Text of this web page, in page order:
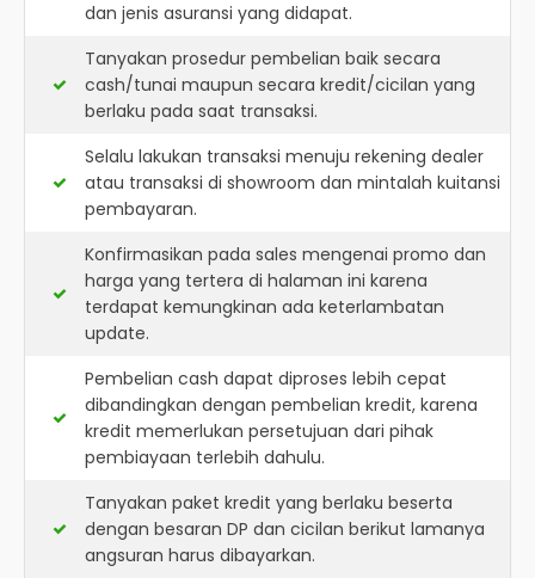
dan jenis asuransi yang didapat.
Tanyakan prosedur pembelian baik secara
cash/tunai maupun secara kredit/cicilan yang
berlaku pada saat transaksi.
Selalu lakukan transaksi menuju rekening dealer
atau transaksi di showroom dan mintalah kuitansi
pembayaran.
Konfirmasikan pada sales mengenai promo dan
harga yang tertera di halaman ini karena
terdapat kemungkinan ada keterlambatan
update.
Pembelian cash dapat diproses lebih cepat
dibandingkan dengan pembelian kredit, karena
kredit memerlukan persetujuan dari pihak
pembiayaan terlebih dahulu.
Tanyakan paket kredit yang berlaku beserta
dengan besaran DP dan cicilan berikut lamanya
angsuran harus dibayarkan.